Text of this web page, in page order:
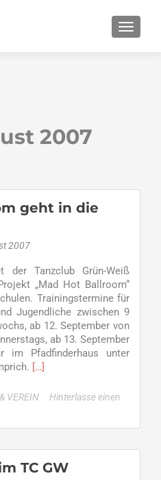
2007
geht in die
2007
der Tanzclub Grün-Weiß
„Mad Hot Ballroom“
Trainingstermine für
Jugendliche zwischen 9
ab 12. September von
ab 13. September
im Pfadfinderhaus unter
Read
about
geht
in
die
[…]
VEREIN
Hinterlasse einen
TC GW